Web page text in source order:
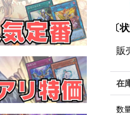
〔
販
在
数